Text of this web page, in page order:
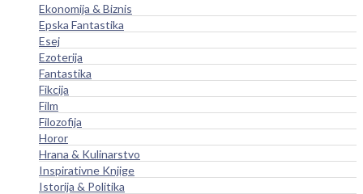
Ekonomija & Biznis
Epska Fantastika
Esej
Ezoterija
Fantastika
Fikcija
Film
Filozofija
Horor
Hrana & Kulinarstvo
Inspirativne Knjige
Istorija & Politika